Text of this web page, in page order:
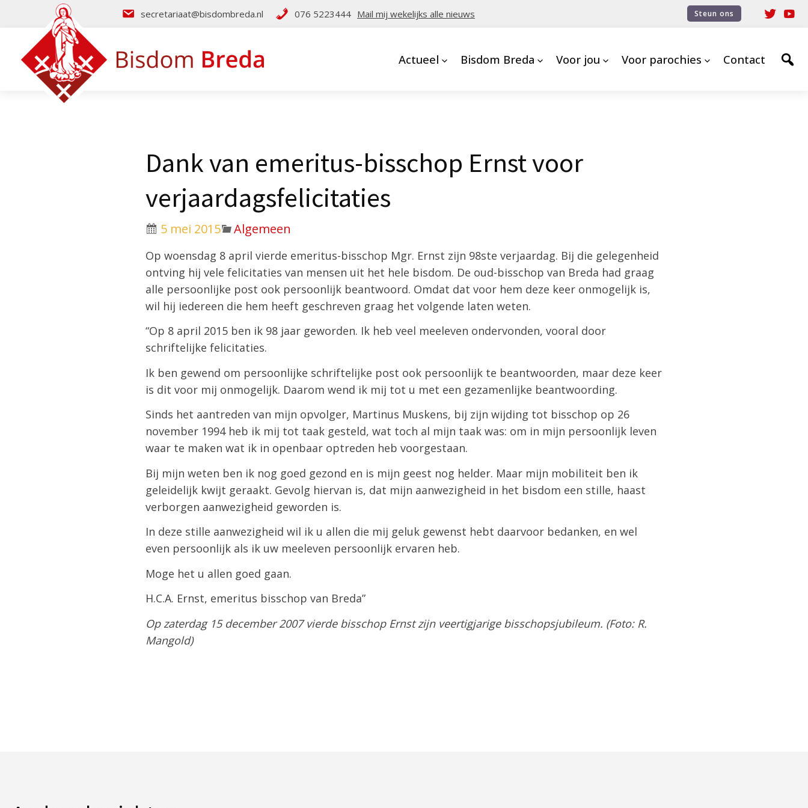
secretariaat@bisdombreda.nl 076 5223444 Mail mij wekelijks alle nieuws Steun ons
Actueel Bisdom Breda Voor jou Voor parochies Contact
Dank van emeritus-bisschop Ernst voor
verjaardagsfelicitaties
5 mei 2015 Algemeen
Op woensdag 8 april vierde emeritus-bisschop Mgr. Ernst zijn 98ste verjaardag. Bij die gelegenheid
ontving hij vele felicitaties van mensen uit het hele bisdom. De oud-bisschop van Breda had graag
alle persoonlijke post ook persoonlijk beantwoord. Omdat dat voor hem deze keer onmogelijk is,
wil hij iedereen die hem heeft geschreven graag het volgende laten weten.
“Op 8 april 2015 ben ik 98 jaar geworden. Ik heb veel meeleven ondervonden, vooral door
schriftelijke felicitaties.
Ik ben gewend om persoonlijke schriftelijke post ook persoonlijk te beantwoorden, maar deze keer
is dit voor mij onmogelijk. Daarom wend ik mij tot u met een gezamenlijke beantwoording.
Sinds het aantreden van mijn opvolger, Martinus Muskens, bij zijn wijding tot bisschop op 26
november 1994 heb ik mij tot taak gesteld, wat toch al mijn taak was: om in mijn persoonlijk leven
waar te maken wat ik in openbaar optreden heb voorgestaan.
Bij mijn weten ben ik nog goed gezond en is mijn geest nog helder. Maar mijn mobiliteit ben ik
geleidelijk kwijt geraakt. Gevolg hiervan is, dat mijn aanwezigheid in het bisdom een stille, haast
verborgen aanwezigheid geworden is.
In deze stille aanwezigheid wil ik u allen die mij geluk gewenst hebt daarvoor bedanken, en wel
even persoonlijk als ik uw meeleven persoonlijk ervaren heb.
Moge het u allen goed gaan.
H.C.A. Ernst, emeritus bisschop van Breda”
Op zaterdag 15 december 2007 vierde bisschop Ernst zijn veertigjarige bisschopsjubileum. (Foto: R.
Mangold)